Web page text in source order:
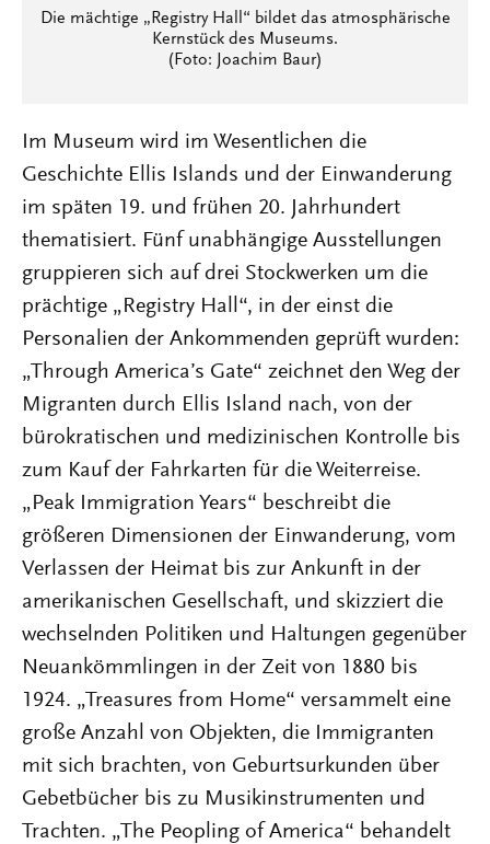
Die mächtige „Registry Hall“ bildet das atmosphärische
Kernstück des Museums.
(Foto: Joachim Baur)
Im Museum wird im Wesentlichen die
Geschichte Ellis Islands und der Einwanderung
im späten 19. und frühen 20. Jahrhundert
thematisiert. Fünf unabhängige Ausstellungen
gruppieren sich auf drei Stockwerken um die
prächtige „Registry Hall“, in der einst die
Personalien der Ankommenden geprüft wurden:
„Through America’s Gate“ zeichnet den Weg der
Migranten durch Ellis Island nach, von der
bürokratischen und medizinischen Kontrolle bis
zum Kauf der Fahrkarten für die Weiterreise.
„Peak Immigration Years“ beschreibt die
größeren Dimensionen der Einwanderung, vom
Verlassen der Heimat bis zur Ankunft in der
amerikanischen Gesellschaft, und skizziert die
wechselnden Politiken und Haltungen gegenüber
Neuankömmlingen in der Zeit von 1880 bis
1924. „Treasures from Home“ versammelt eine
große Anzahl von Objekten, die Immigranten
mit sich brachten, von Geburtsurkunden über
Gebetbücher bis zu Musikinstrumenten und
Trachten. „The Peopling of America“ behandelt